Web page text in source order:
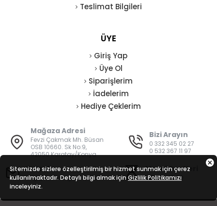
Teslimat Bilgileri
ÜYE
Giriş Yap
Üye Ol
Siparişlerim
İadelerim
Hediye Çeklerim
Mağaza Adresi
Fevzi Çakmak Mh. Büsan
OSB 10660. Sk No:9,
42050 Karatay/Konya
Bizi Arayın
0 332 345 02 27
0 532 367 11 97
E-Posta
bilgi@vatanisguvenligi.com
Mesai Saatleri
08:00 - 19:00
Sitemizde sizlere özelleştirilmiş bir hizmet sunmak için çerez
kullanılmaktadır. Detaylı bilgi almak için Gizlilik Politikamızı
inceleyiniz.